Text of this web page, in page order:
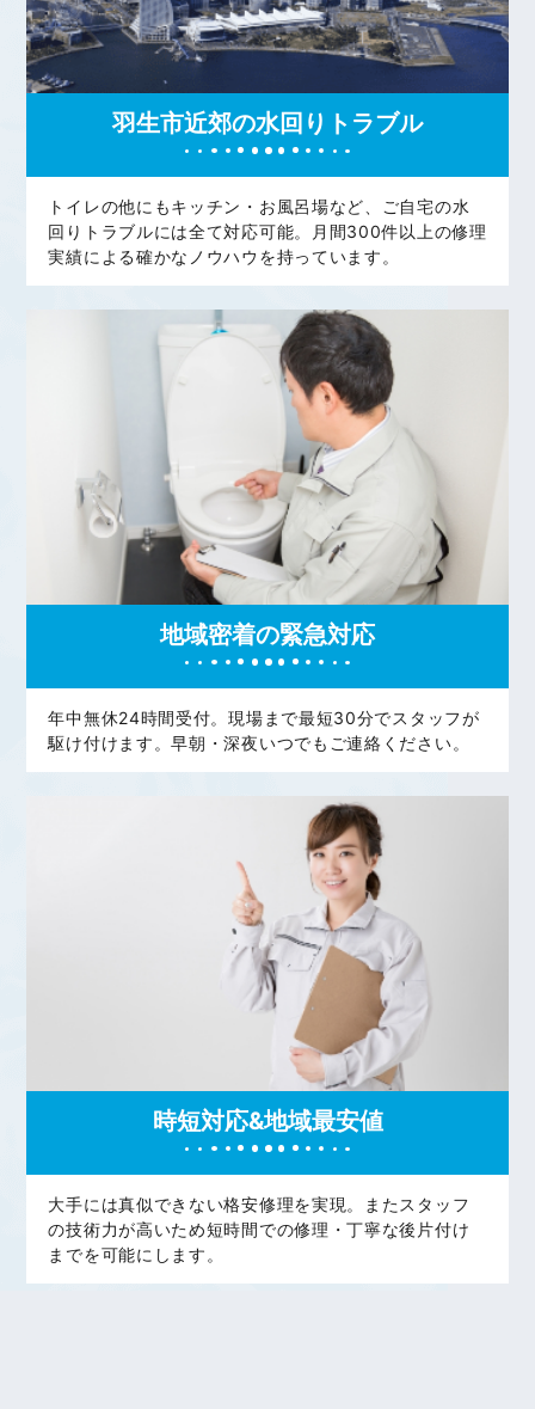
羽生市近郊の水回りトラブル
トイレの他にもキッチン・お風呂場など、ご自宅の水
回りトラブルには全て対応可能。月間300件以上の修理
実績による確かなノウハウを持っています。
地域密着の緊急対応
年中無休24時間受付。現場まで最短30分でスタッフが
駆け付けます。早朝・深夜いつでもご連絡ください。
時短対応&地域最安値
大手には真似できない格安修理を実現。またスタッフ
の技術力が高いため短時間での修理・丁寧な後片付け
までを可能にします。